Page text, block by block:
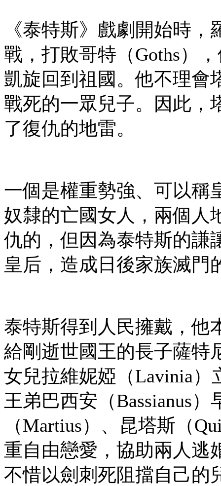
《泰特斯》戲劇開始時
戰，打敗哥特（Goths）
凱旋回到祖國。他不理會
戰死的一眾兒子。因此，
了復仇的地雷。
一個是權重勢強、可以稱
奴隸的亡國女人，兩個人
仇的，但因為泰特斯的謙
皇后，造成日後家族滅門
泰特斯得到人民擁戴，他
給剛逝世國王的長子薩特
女兒拉維妮婭（Lavinia
王弟巴西安（Bassianus
（Martius）、昆塔斯（
重自由戀愛，協助兩人逃
不惜以劍刺死阻擋自己的